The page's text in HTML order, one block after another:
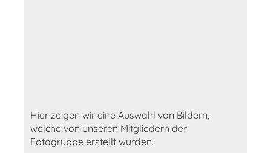
Hier zeigen wir eine Auswahl von Bildern,
welche von unseren Mitgliedern der
Fotogruppe erstellt wurden.